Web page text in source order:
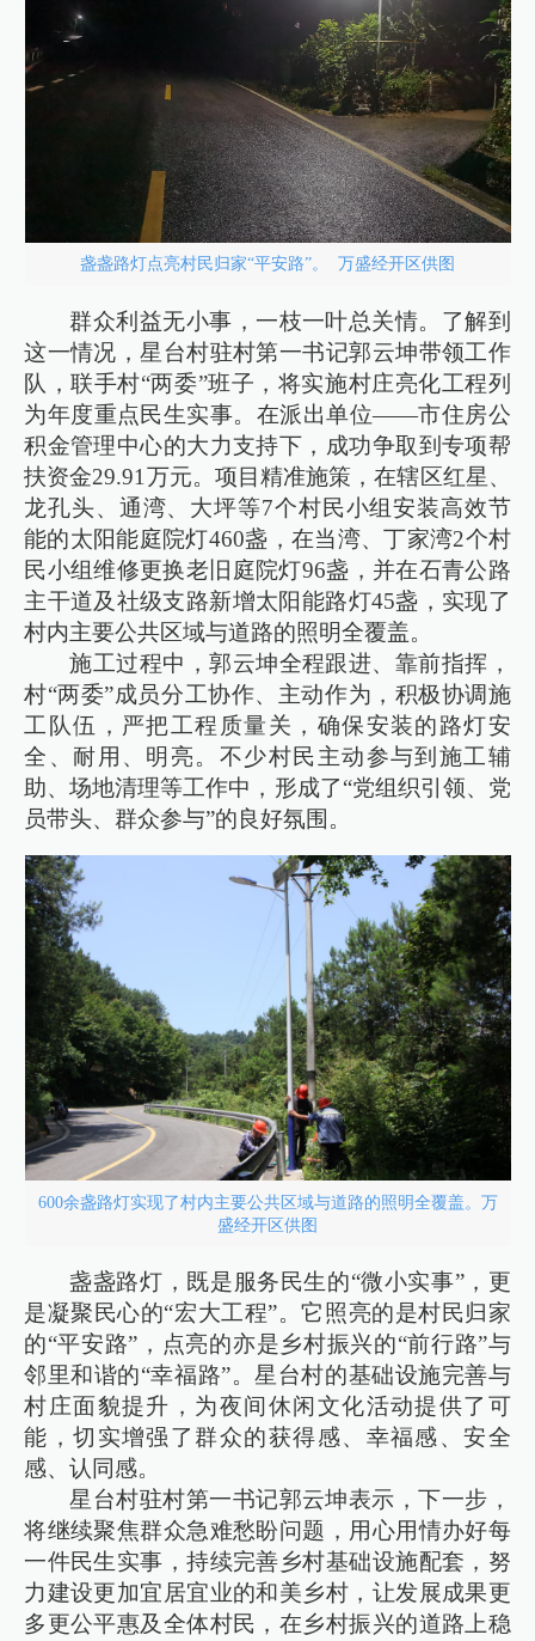
盏盏路灯点亮村民归家“平安路”。 万盛经开区供图
群众利益无小事，一枝一叶总关情。了解到
这一情况，星台村驻村第一书记郭云坤带领工作
队，联手村“两委”班子，将实施村庄亮化工程列
为年度重点民生实事。在派出单位——市住房公
积金管理中心的大力支持下，成功争取到专项帮
扶资金29.91万元。项目精准施策，在辖区红星、
龙孔头、通湾、大坪等7个村民小组安装高效节
能的太阳能庭院灯460盏，在当湾、丁家湾2个村
民小组维修更换老旧庭院灯96盏，并在石青公路
主干道及社级支路新增太阳能路灯45盏，实现了
村内主要公共区域与道路的照明全覆盖。
施工过程中，郭云坤全程跟进、靠前指挥，
村“两委”成员分工协作、主动作为，积极协调施
工队伍，严把工程质量关，确保安装的路灯安
全、耐用、明亮。不少村民主动参与到施工辅
助、场地清理等工作中，形成了“党组织引领、党
员带头、群众参与”的良好氛围。
600余盏路灯实现了村内主要公共区域与道路的照明全覆盖。万
盛经开区供图
盏盏路灯，既是服务民生的“微小实事”，更
是凝聚民心的“宏大工程”。它照亮的是村民归家
的“平安路”，点亮的亦是乡村振兴的“前行路”与
邻里和谐的“幸福路”。星台村的基础设施完善与
村庄面貌提升，为夜间休闲文化活动提供了可
能，切实增强了群众的获得感、幸福感、安全
感、认同感。
星台村驻村第一书记郭云坤表示，下一步，
将继续聚焦群众急难愁盼问题，用心用情办好每
一件民生实事，持续完善乡村基础设施配套，努
力建设更加宜居宜业的和美乡村，让发展成果更
多更公平惠及全体村民，在乡村振兴的道路上稳